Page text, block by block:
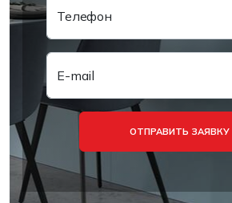
Телефон
E-mail
ОТПРАВИТЬ ЗАЯВКУ